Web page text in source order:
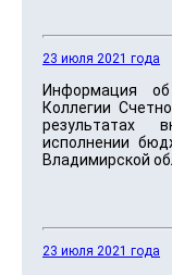
23 июля 2021 года
Информация
Коллегии
результатах
исполнении
Владимирской
23 июля 2021 года